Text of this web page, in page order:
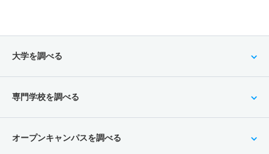
大学を調べる
専門学校を調べる
オープンキャンパスを調べる